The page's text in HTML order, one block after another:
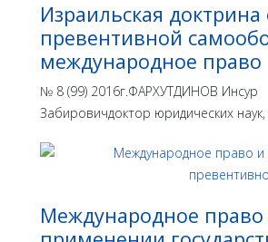
Израильская доктрина
превентивной
международное право
№ 8 (99) 2016г.ФАРХУТДИНОВ Инсур
Забировичдоктор юридических наук,
Международное право